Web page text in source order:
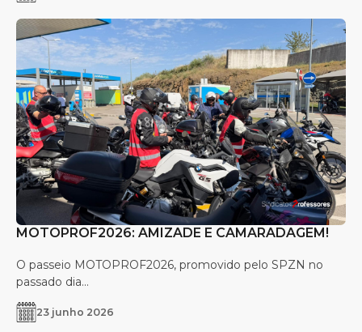
MOTOPROF2026: AMIZADE E CAMARADAGEM!
O passeio MOTOPROF2026, promovido pelo SPZN no
passado dia...
23 junho 2026